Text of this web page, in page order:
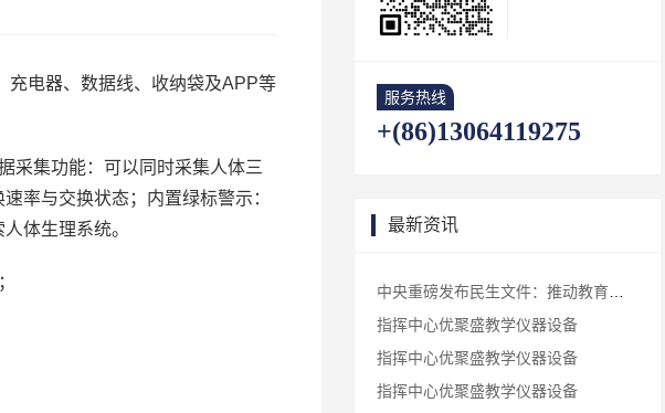
充电器、数据线、收纳袋及APP等
采集功能：可以同时采集人体三
率与交换状态；内置绿标警示：
体生理系统。
服务热线
+(86)13064119275
最新资讯
指挥中心优聚盛教学仪器设备
指挥中心优聚盛教学仪器设备
指挥中心优聚盛教学仪器设备